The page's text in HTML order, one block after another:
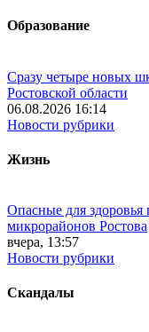
Образование
Сразу четыре новых
Ростовской области
06.08.2026 16:14
Новости рубрики
Жизнь
Опасные для
микрорайонов Ростова
вчера, 13:57
Новости рубрики
Скандалы